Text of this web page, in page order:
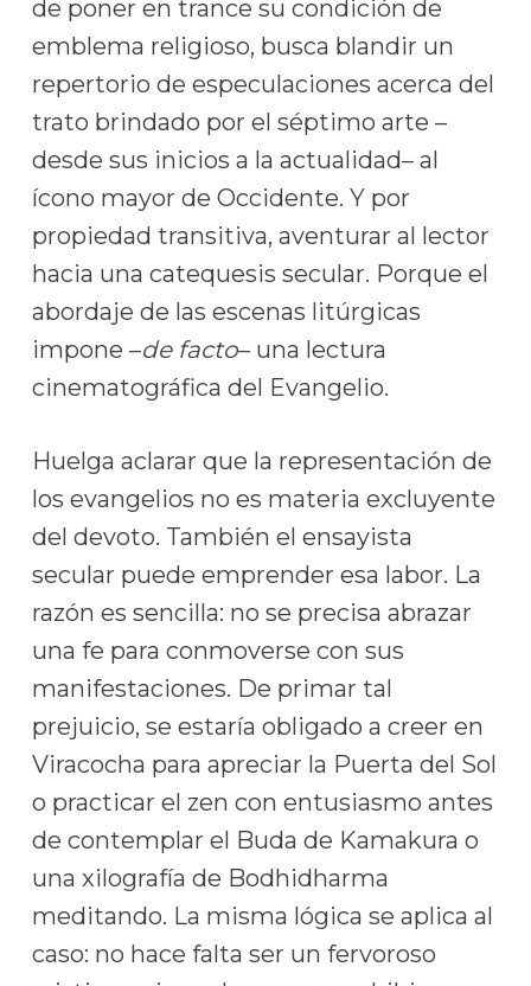
de poner en trance su condición de
emblema religioso, busca blandir un
repertorio de especulaciones acerca del
trato brindado por el séptimo arte –
desde sus inicios a la actualidad– al
ícono mayor de Occidente. Y por
propiedad transitiva, aventurar al lector
hacia una catequesis secular. Porque el
abordaje de las escenas litúrgicas
impone –de facto– una lectura
cinematográfica del Evangelio.
Huelga aclarar que la representación de
los evangelios no es materia excluyente
del devoto. También el ensayista
secular puede emprender esa labor. La
razón es sencilla: no se precisa abrazar
una fe para conmoverse con sus
manifestaciones. De primar tal
prejuicio, se estaría obligado a creer en
Viracocha para apreciar la Puerta del Sol
o practicar el zen con entusiasmo antes
de contemplar el Buda de Kamakura o
una xilografía de Bodhidharma
meditando. La misma lógica se aplica al
caso: no hace falta ser un fervoroso